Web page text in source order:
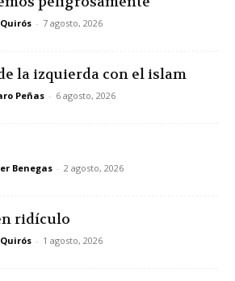
- 7 agosto, 2026
la izquierda con el islam
Peñas - 6 agosto, 2026
Benegas - 2 agosto, 2026
ridículo
- 1 agosto, 2026